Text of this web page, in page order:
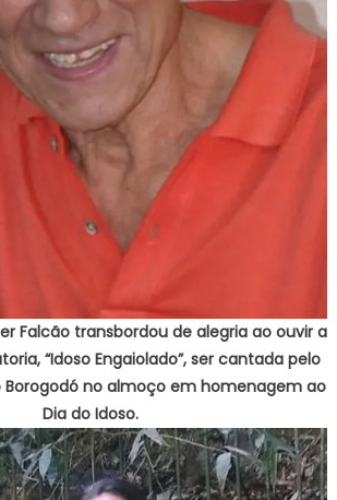
Falcão transbordou de alegria ao ouvir a
“Idoso Engaiolado”, ser cantada pelo
no almoço em homenagem ao
Dia do Idoso.